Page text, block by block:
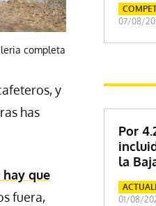
completa
y
has
que
fuera,
07/08/
Por
la
01/08/